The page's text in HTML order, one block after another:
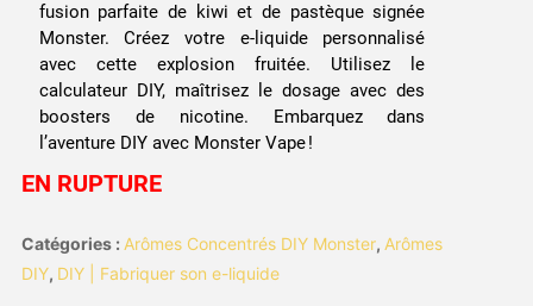
fusion parfaite de kiwi et de pastèque signée
Monster. Créez votre e-liquide personnalisé
avec cette explosion fruitée. Utilisez le
calculateur DIY, maîtrisez le dosage avec des
boosters de nicotine. Embarquez dans
l’aventure DIY avec Monster Vape !
EN RUPTURE
Catégories : Arômes Concentrés DIY Monster, Arômes
DIY, DIY | Fabriquer son e-liquide